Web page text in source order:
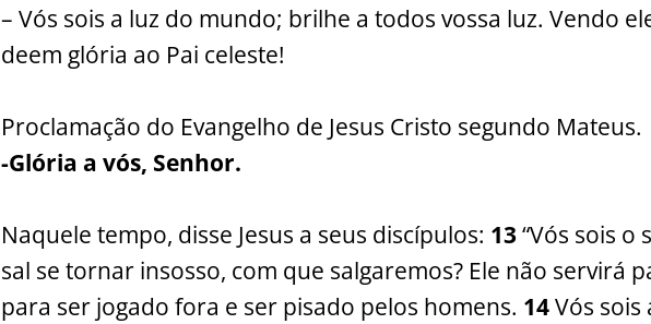
– Vós sois a luz do mundo; brilhe a todos vossa luz. Vendo
deem glória ao Pai celeste!
Proclamação do Evangelho de Jesus Cristo segundo Mateus.
-Glória a vós, Senhor.
Naquele tempo, disse Jesus a seus discípulos: 13“Vós sois o
sal se tornar insosso, com que salgaremos? Ele não servirá
para ser jogado fora e ser pisado pelos homens. 14Vós